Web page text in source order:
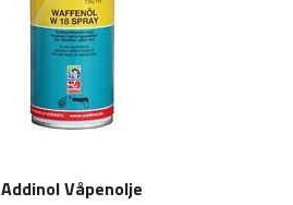
Addinol Våpenolje